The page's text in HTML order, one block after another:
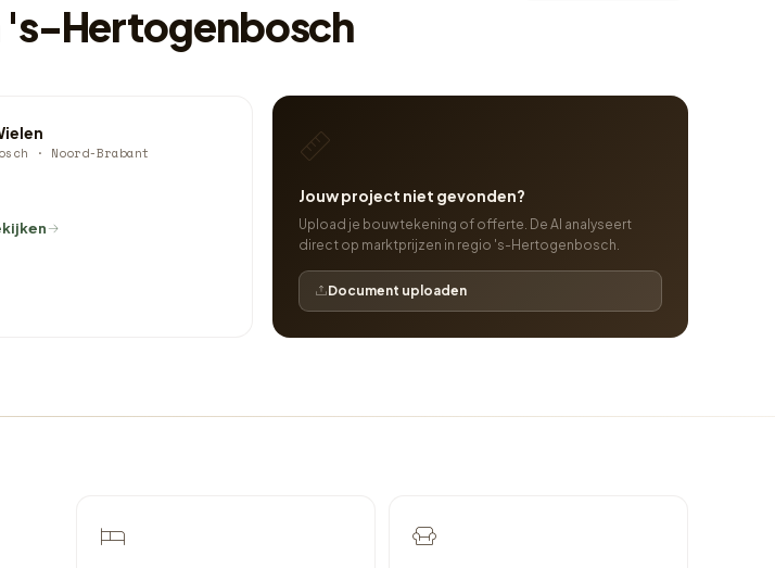
Hertogenbosch
· Noord-Brabant
Jouw project niet gevonden?
Upload je bouwtekening of offerte. De AI analyseert
direct op marktprijzen in regio 's-Hertogenbosch.
Document uploaden